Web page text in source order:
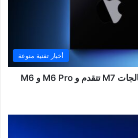
أخبار تقنية منوعة
آبل تُغيّر خططها.. معالجات M7 تتقدم و M6 Pro و M6